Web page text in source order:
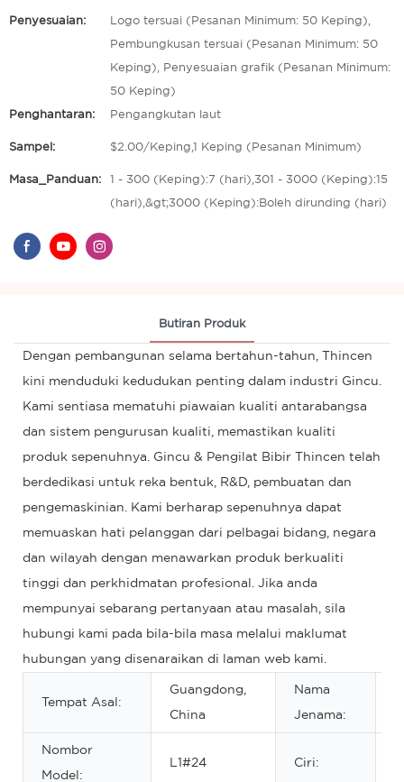
Penyesuaian: Logo tersuai (Pesanan Minimum: 50 Keping),
Pembungkusan tersuai (Pesanan Minimum: 50
Keping), Penyesuaian grafik (Pesanan Minimum:
50 Keping)
Penghantaran: Pengangkutan laut
Sampel: $2.00/Keping,1 Keping (Pesanan Minimum)
Masa_Panduan: 1 - 300 (Keping):7 (hari),301 - 3000 (Keping):15
(hari),&gt;3000 (Keping):Boleh dirunding (hari)
Butiran Produk
Dengan pembangunan selama bertahun-tahun, Thincen
kini menduduki kedudukan penting dalam industri Gincu.
Kami sentiasa mematuhi piawaian kualiti antarabangsa
dan sistem pengurusan kualiti, memastikan kualiti
produk sepenuhnya. Gincu & Pengilat Bibir Thincen telah
berdedikasi untuk reka bentuk, R&D, pembuatan dan
pengemaskinian. Kami berharap sepenuhnya dapat
memuaskan hati pelanggan dari pelbagai bidang, negara
dan wilayah dengan menawarkan produk berkualiti
tinggi dan perkhidmatan profesional. Jika anda
mempunyai sebarang pertanyaan atau masalah, sila
hubungi kami pada bila-bila masa melalui maklumat
hubungan yang disenaraikan di laman web kami.
Tempat Asal:
Guangdong,
China
Nama
Jenama:
Nombor
Model:
L1#24 Ciri: